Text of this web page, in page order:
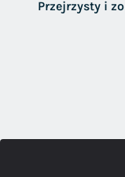
Przejrzysty i